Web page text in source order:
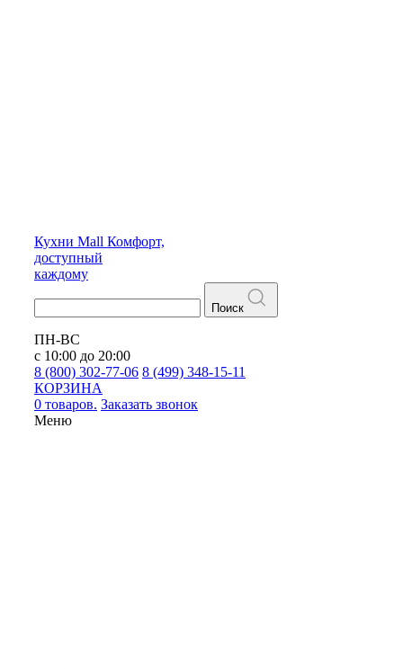
Кухни Mall Комфорт,
доступный
каждому
Поиск
ПН-ВС
с 10:00 до 20:00
8 (800) 302-77-06 8 (499) 348-15-11
КОРЗИНА
0 товаров. Заказать звонок
Меню